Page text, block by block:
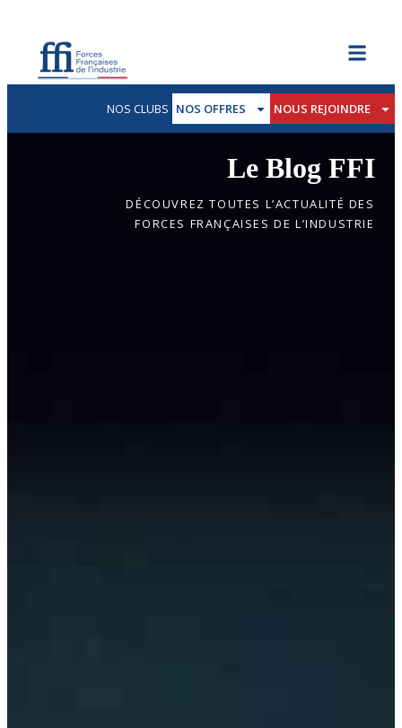
NOS CLUBS NOS OFFRES NOUS REJOINDRE
Le Blog FFI
DÉCOUVREZ TOUTES L’ACTUALITÉ DES
FORCES FRANÇAISES DE L’INDUSTRIE